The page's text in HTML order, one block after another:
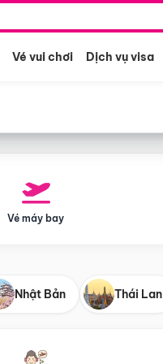
Vé vui chơi Dịch vụ visa
Vé máy bay
Nhật Bản Thái Lan